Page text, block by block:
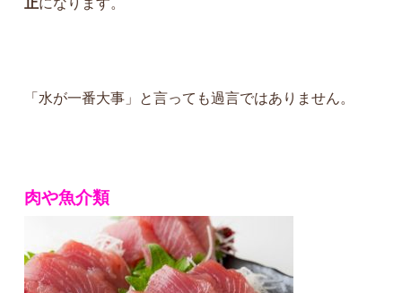
「水が一番大事」と言っても過言ではありません。
肉や魚介類